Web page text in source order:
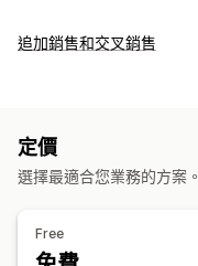
禮品選項
自動標記
追加銷售和交叉銷售
自訂 CSS
分析
定價
選擇最適合您業務的方案。
Free